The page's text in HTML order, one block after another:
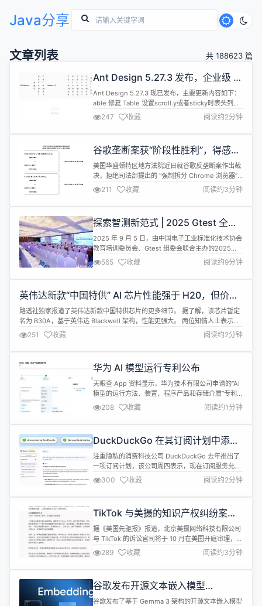
Java分享
文章列表 共 188623 篇
Ant Design 5.27.3 发布，企业级 UI
设计语言和 React 实现
Ant Design 5.27.3 现已发布，主要更新内容如下：
able 修复 Table 设置scroll.y或者sticky时表头列宽
度被挤压或渲染闪烁的问题。#54824 Before ❌
After ✅ 修复 Table 在虚拟滚动时，
scroll.scrollToFirstRowOnChange配置不生效的问
247 收藏 阅读约2分钟
谷歌垄断案获“阶段性胜利”，得感谢
OpenAI
美国华盛顿特区地方法院近日就谷歌反垄断案作出裁
决，拒绝司法部提出的 “强制拆分 Chrome 浏览器”
等激进措施。这一结果被视为谷歌的 “阶段性胜利”，
而幕后推手竟是 OpenAI 等生成式 AI 公司。 主审法
官 Amit Mehta 在判决书中指出，ChatGPT 等 AI 工
具正成为传统搜索引擎的替代品，对谷歌构成 “新生
的竞争威胁”。 OpenAI...
211 收藏 阅读约3分钟
探索智测新范式 | 2025 Gtest 全球
软件测试技术峰会在北京盛大召开
2025 年 9 月 5 日，由中国电子工业标准化技术协会
教育培训委员会、Gtest 组委会联合主办的2025
Gtest 全球软件测试技术峰会 在北京盛大开幕，峰会
旨在推动测试领域产学研生态技术资源探索与交流，
通过学术研讨、实践分享、圆桌论坛、趋势洞悉等多
创。 峰会为期 2 天，以“智测无界，大模型驱动的测
试新...
565 收藏 阅读约9分钟
英伟达新款“中国特供” AI 芯片性能强于 H20，但价格
翻番
路透社独家报道了英伟达新款中国特供芯片的更多细节。 据了解，该芯片暂定
名为 B30A，基于英伟达 Blackwell 架构，性能更强大。 两位知情人士表示，
如果美国批准英伟达对华销售 B30A，其价格很可能是 H20 的两倍左右。目
前，H20 的售价介于 1 万美元至 1.2 万美元之间。 在性能方面，一位知情人士
称，B30A 的性能有望高达 H20 的六倍...
251 收藏 阅读约2分钟
华为 AI 模型运行专利公布
天眼查 App 资料显示，华为技术有限公司申请的“AI
模型的运行方法、装置、程序产品和存储介质”专利
于 9 月 5 日公布。 摘要显示，本公开提供了一种AI
模型的运行方法、装置、程序产品和存储介质，属于
机器学习技术领域。该方法应用于主机，主机包括处
型相邻的两组输入数据中在第二数据组中但不在第一
数据组中的第一数据...
208 收藏 阅读约1分钟
DuckDuckGo 在其订阅计划中添加
了对高级 AI 模型的访问权限
注重隐私的消费科技公司 DuckDuckGo 去年推出了
一项订阅计划，该公司周四表示，现在订阅服务允许
用户通过 Duck.ai 访问最新的 AI 模型，无需额外付
费。 Duck.ai 聊天机器人可以让用户免费使用，包括
Anthropic 的 Claude 3.5 Haiku、Meta 的 Llama
300 收藏 阅读约2分钟
TikTok 与美摄的知识产权纠纷案将
于 10 月在美国开庭审理
据《美国先驱报》报道，北京美摄网络科技有限公司
与 TikTok 的诉讼官司将于 10 月在美国开庭审理，加
州一名联邦法官拒绝完全批准 TikTok 提出的简易判
决或终止制裁的动议。 该案涉及商业机密盗窃和版权
侵权指控，涉案金额达 8.45 亿美元，将于 10 月 27
的裁决中，美国地区法官苏珊・伊尔斯...
289 收藏 阅读约3分钟
谷歌发布开源文本嵌入模型
EmbeddingGemma
谷歌发布了基于 Gemma 3 架构的开源文本嵌入模型